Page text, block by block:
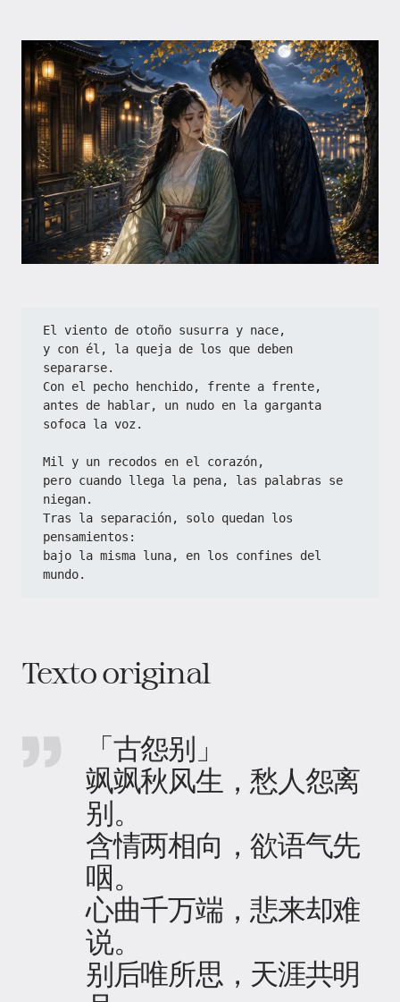
El viento de otoño susurra y nace,
y con él, la queja de los que deben
separarse.
Con el pecho henchido, frente a frente,
antes de hablar, un nudo en la garganta
sofoca la voz.
Mil y un recodos en el corazón,
pero cuando llega la pena, las palabras se
niegan.
Tras la separación, solo quedan los
pensamientos:
bajo la misma luna, en los confines del
mundo.
Texto original
「古怨别」
飒飒秋风生，愁人怨离
别。
含情两相向，欲语气先
咽。
心曲千万端，悲来却难
说。
别后唯所思，天涯共明